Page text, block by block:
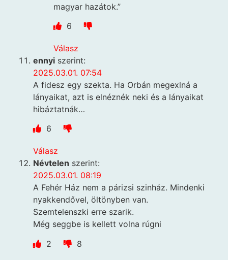
magyar hazátok.”
6
Válasz
ennyi szerint:
2025.03.01. 07:54
A fidesz egy szekta. Ha Orbán megexlná a
lányaikat, azt is elnéznék neki és a lányaikat
hibáztatnák…
6
Válasz
Névtelen szerint:
2025.03.01. 08:19
A Fehér Ház nem a párizsi szinház. Mindenki
nyakkendővel, öltönyben van.
Szemtelenszki erre szarik.
Még seggbe is kellett volna rúgni
2
8